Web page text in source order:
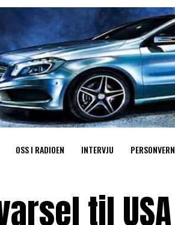
OSS I RADIOEN INTERVJU PERSONVERN
til USA